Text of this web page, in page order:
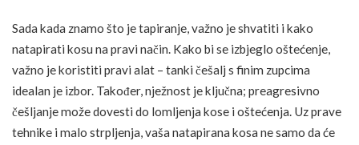
Sada kada znamo što je tapiranje, važno je shvatiti i kako
natapirati kosu na pravi način. Kako bi se izbjeglo oštećenje,
važno je koristiti pravi alat – tanki češalj s finim zupcima
idealan je izbor. Također, nježnost je ključna; preagresivno
češljanje može dovesti do lomljenja kose i oštećenja. Uz prave
tehnike i malo strpljenja, vaša natapirana kosa ne samo da će